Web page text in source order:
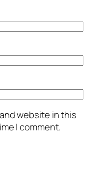
website in this
I comment.